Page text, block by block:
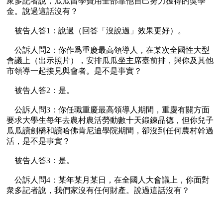
金。說過這話沒有？
會議上（出示照片），安排瓜瓜坐主席臺前排，與你及其他
市領導一起接見與會者。是不是事實？
要求大學生每年去農村農活勞動數十天鍛鍊品德，但你兒子
瓜瓜讀劍橋和讀哈佛肯尼迪學院期間，卻沒到任何農村幹過
活，是不是事實？
衆多記者說，我們家沒有任何財產。說過這話沒有？